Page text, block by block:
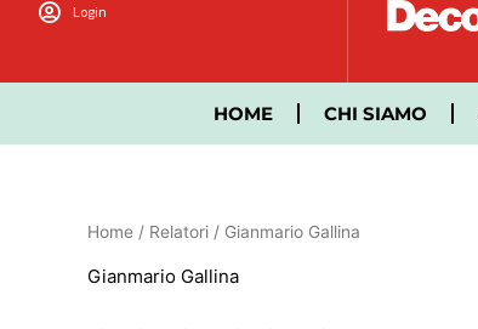
Login
HOME CHI SIAMO
Home / Relatori / Gianmario Gallina
Gianmario Gallina